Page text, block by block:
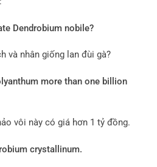
Dendrobium nobile?
và nhân giống lan đùi gà?
more than one billion
vôi này có giá hơn 1 tỷ đồng.
crystallinum.